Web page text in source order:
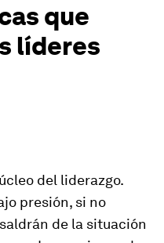
que
líderes
del liderazgo.
presión, si no
de la situación